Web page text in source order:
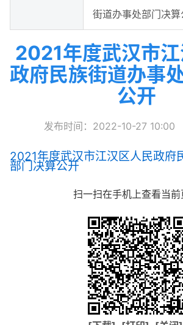
街道办事处部门决算
2021年度武汉市
政府民族街道办事
公开
发布时间：2022-10-27 10:00
2021年度武汉市江汉区人民政府
部门决算公开
扫一扫在手机上查看当前